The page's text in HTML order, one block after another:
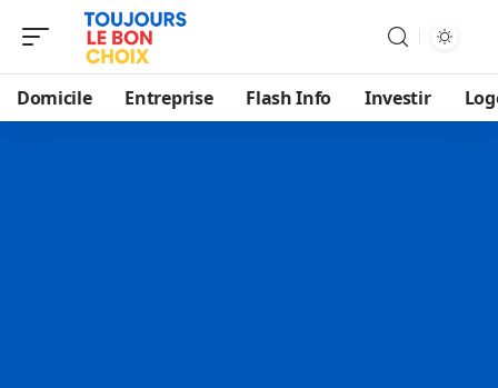
Domicile Entreprise Flash Info Investir